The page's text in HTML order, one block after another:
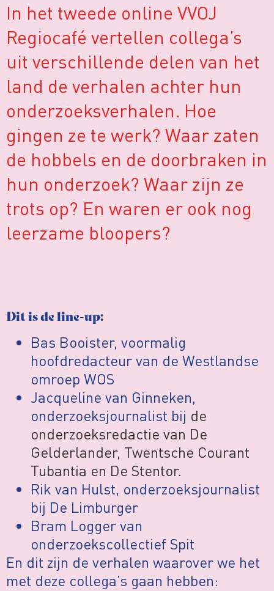
In het tweede online VVOJ
Regiocafé vertellen collega’s
uit verschillende delen van het
land de verhalen achter hun
onderzoeksverhalen. Hoe
gingen ze te werk? Waar zaten
de hobbels en de doorbraken in
hun onderzoek? Waar zijn ze
trots op? En waren er ook nog
leerzame bloopers?
Dit is de line-up:
Bas Booister, voormalig
hoofdredacteur van de Westlandse
omroep WOS
Jacqueline van Ginneken,
onderzoeksjournalist bij de
onderzoeksredactie van De
Gelderlander, Twentsche Courant
Tubantia en De Stentor.
Rik van Hulst, onderzoeksjournalist
bij De Limburger
Bram Logger van
onderzoekscollectief Spit
En dit zijn de verhalen waarover we het
met deze collega’s gaan hebben: